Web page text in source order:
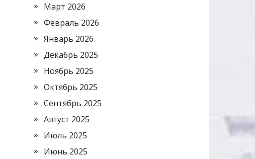
Март 2026
Февраль 2026
Январь 2026
Декабрь 2025
Ноябрь 2025
Октябрь 2025
Сентябрь 2025
Август 2025
Июль 2025
Июнь 2025